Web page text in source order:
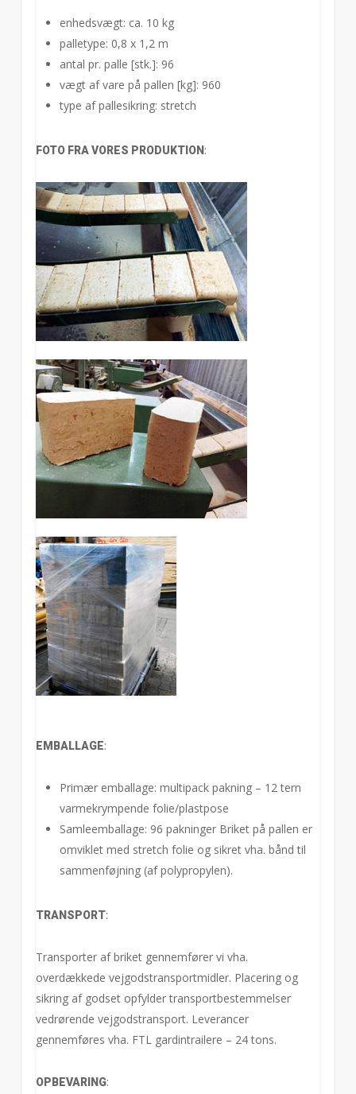
enhedsvægt: ca. 10 kg
palletype: 0,8 x 1,2 m
antal pr. palle [stk.]: 96
vægt af vare på pallen [kg]: 960
type af pallesikring: stretch
FOTO FRA VORES PRODUKTION:
EMBALLAGE:
Primær emballage: multipack pakning – 12 tern
varmekrympende folie/plastpose
Samleemballage: 96 pakninger Briket på pallen er
omviklet med stretch folie og sikret vha. bånd til
sammenføjning (af polypropylen).
TRANSPORT:
Transporter af briket gennemfører vi vha.
overdækkede vejgodstransportmidler. Placering og
sikring af godset opfylder transportbestemmelser
vedrørende vejgodstransport. Leverancer
gennemføres vha. FTL gardintrailere – 24 tons.
OPBEVARING: